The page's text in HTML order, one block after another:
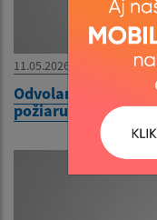
11.05.2026
Odvolanie času
požiaru